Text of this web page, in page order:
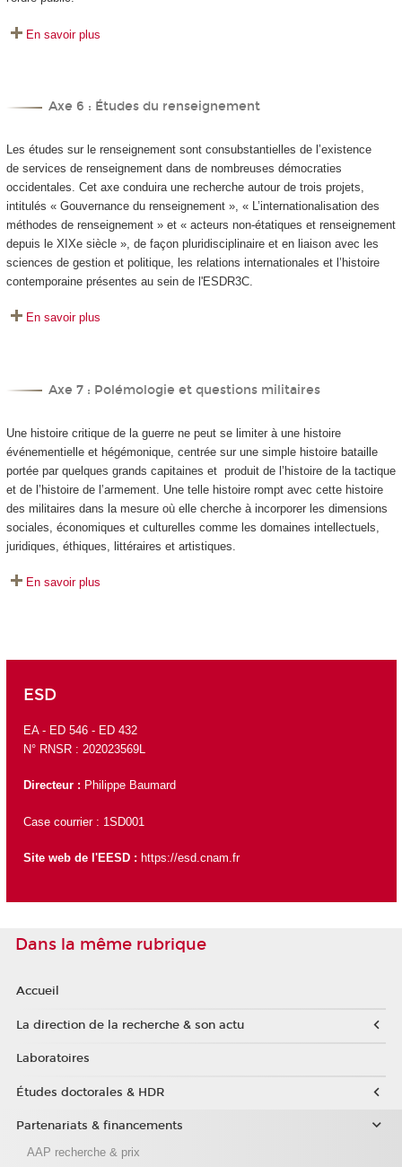
En savoir plus
Axe 6 : Études du renseignement
Les études sur le renseignement sont consubstantielles de l’existence
de services de renseignement dans de nombreuses démocraties
occidentales. Cet axe conduira une recherche autour de trois projets,
intitulés « Gouvernance du renseignement », « L’internationalisation des
méthodes de renseignement » et « acteurs non-étatiques et renseignement
depuis le XIXe siècle », de façon pluridisciplinaire et en liaison avec les
sciences de gestion et politique, les relations internationales et l’histoire
contemporaine présentes au sein de l'ESDR3C.
En savoir plus
Axe 7 : Polémologie et questions militaires
Une histoire critique de la guerre ne peut se limiter à une histoire
événementielle et hégémonique, centrée sur une simple histoire bataille
portée par quelques grands capitaines et produit de l’histoire de la tactique
et de l’histoire de l’armement. Une telle histoire rompt avec cette histoire
des militaires dans la mesure où elle cherche à incorporer les dimensions
sociales, économiques et culturelles comme les domaines intellectuels,
juridiques, éthiques, littéraires et artistiques.
En savoir plus
ESD
EA - ED 546- ED 432
N° RNSR : 202023569L
Directeur : Philippe Baumard
Case courrier : 1SD001
Site web de l'EESD : https://esd.cnam.fr
Dans la même rubrique
Accueil
La direction de la recherche & son actu
Laboratoires
Études doctorales & HDR
Partenariats & financements
AAP recherche & prix